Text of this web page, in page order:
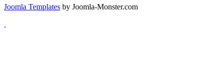
Joomla Templates by Joomla-Monster.com